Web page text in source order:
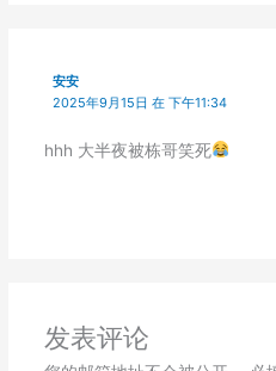
安安
2025年9月15日 在 下午11:34
hhh 大半夜被栋哥笑死
发表评论